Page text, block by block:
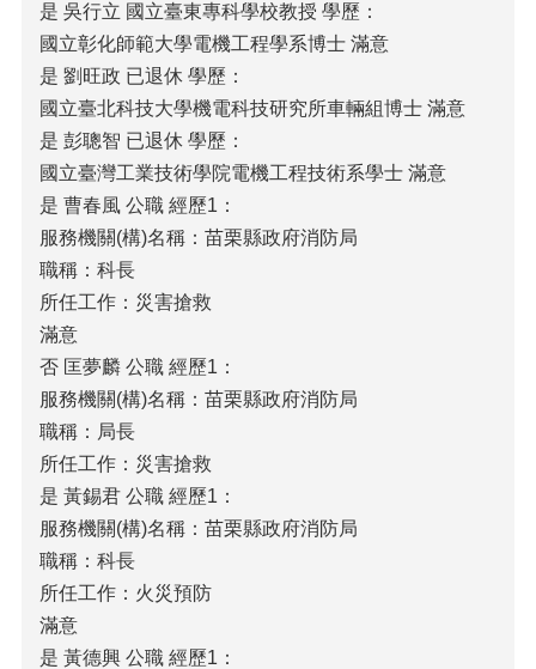
是 吳行立 國立臺東專科學校教授 學歷：
國立彰化師範大學電機工程學系博士 滿意
是 劉旺政 已退休 學歷：
國立臺北科技大學機電科技研究所車輛組博士 滿意
是 彭聰智 已退休 學歷：
國立臺灣工業技術學院電機工程技術系學士 滿意
是 曹春風 公職 經歷1：
服務機關(構)名稱：苗栗縣政府消防局
職稱：科長
所任工作：災害搶救
滿意
否 匡夢麟 公職 經歷1：
服務機關(構)名稱：苗栗縣政府消防局
職稱：局長
所任工作：災害搶救
是 黃錫君 公職 經歷1：
服務機關(構)名稱：苗栗縣政府消防局
職稱：科長
所任工作：火災預防
滿意
是 黃德興 公職 經歷1：